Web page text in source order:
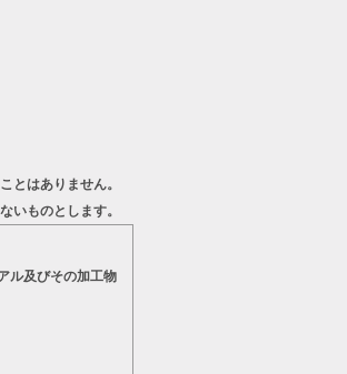
とはありません。
いものとします。
ル及びその加工物